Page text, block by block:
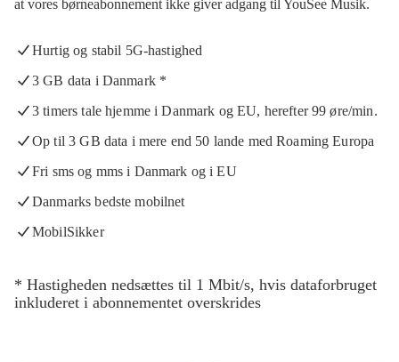
at vores børneabonnement ikke giver adgang til YouSee Musik.
Hurtig og stabil 5G-hastighed
3 GB data i Danmark *
3 timers tale hjemme i Danmark og EU, herefter 99 øre/min.
Op til 3 GB data i mere end 50 lande med Roaming Europa
Fri sms og mms i Danmark og i EU
Danmarks bedste mobilnet
MobilSikker
* Hastigheden nedsættes til 1 Mbit/s, hvis dataforbruget
inkluderet i abonnementet overskrides